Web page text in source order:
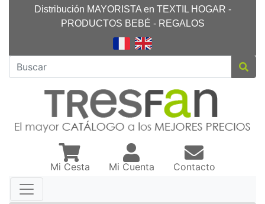
Distribución MAYORISTA en TEXTIL HOGAR -
PRODUCTOS BEBÉ - REGALOS
Mi Cesta Mi Cuenta Contacto